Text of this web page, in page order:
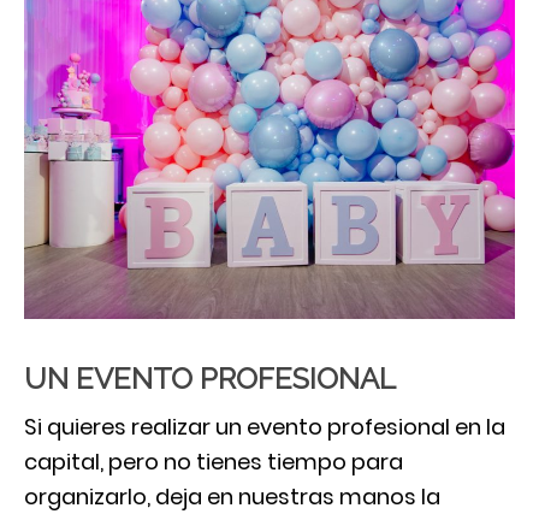
UN EVENTO PROFESIONAL
Si quieres realizar un evento profesional en la
capital, pero no tienes tiempo para
organizarlo, deja en nuestras manos la